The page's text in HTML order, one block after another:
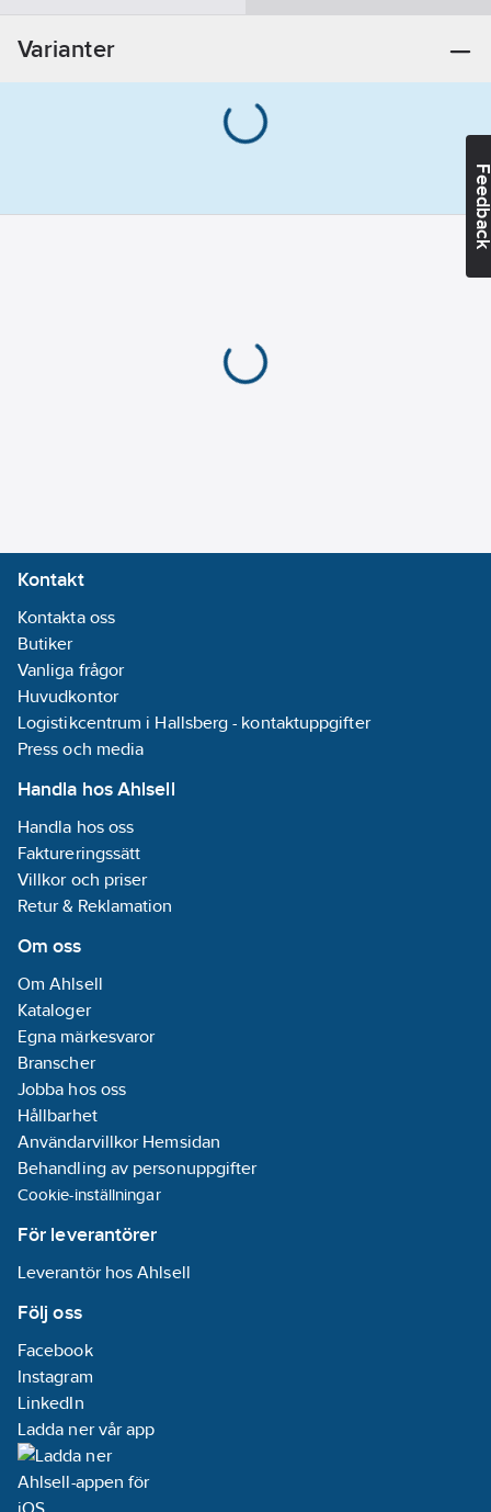
Varianter
Kontakt
Kontakta oss
Butiker
Vanliga frågor
Huvudkontor
Logistikcentrum i Hallsberg - kontaktuppgifter
Press och media
Handla hos Ahlsell
Handla hos oss
Faktureringssätt
Villkor och priser
Retur & Reklamation
Om oss
Om Ahlsell
Kataloger
Egna märkesvaror
Branscher
Jobba hos oss
Hållbarhet
Användarvillkor Hemsidan
Behandling av personuppgifter
Cookie-inställningar
För leverantörer
Leverantör hos Ahlsell
Följ oss
Facebook
Instagram
LinkedIn
Ladda ner vår app